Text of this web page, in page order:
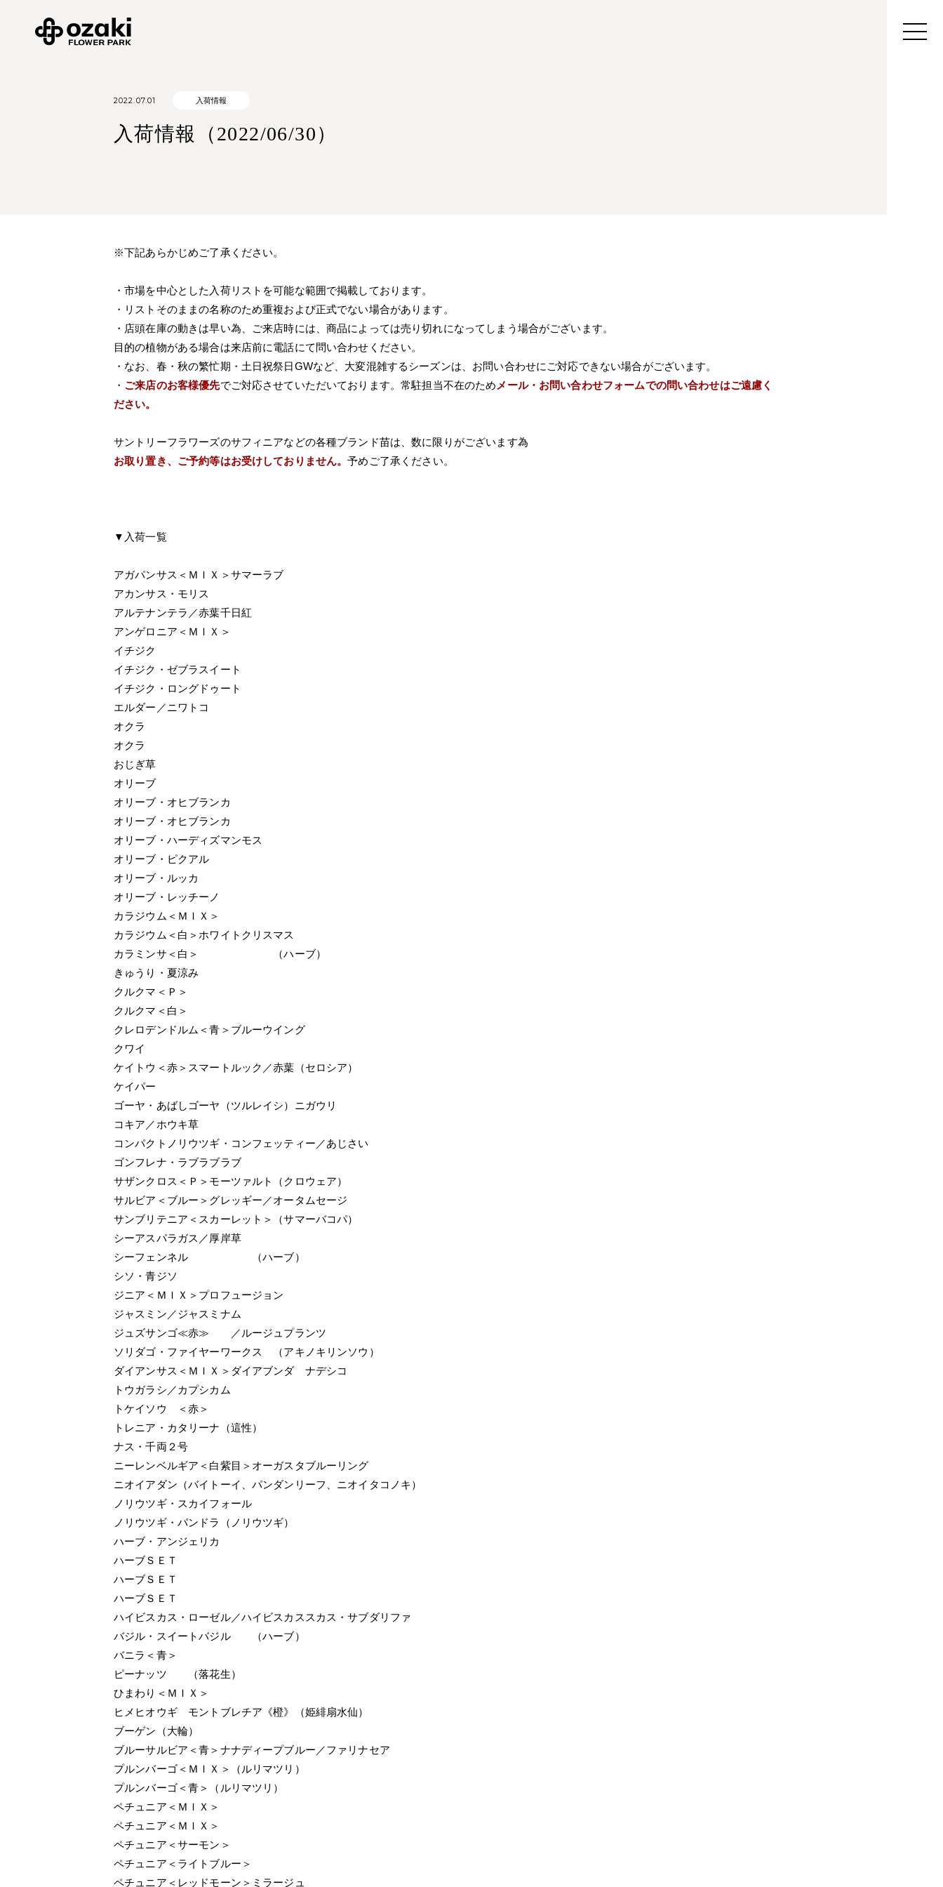
2022.07.01 入荷情報
入荷情報（2022/06/30）
※下記あらかじめご了承ください。
・市場を中心とした入荷リストを可能な範囲で掲載しております。
・リストそのままの名称のため重複および正式でない場合があります。
・店頭在庫の動きは早い為、ご来店時には、商品によっては売り切れになってしまう場合がございます。
目的の植物がある場合は来店前に電話にて問い合わせください。
・なお、春・秋の繁忙期・土日祝祭日GWなど、大変混雑するシーズンは、お問い合わせにご対応できない場合がございます。
・ ご来店のお客様優先でご対応させていただいております。常駐担当不在のため メール・お問い合わせフォームでの問い合わせはご遠慮く
ださい。
サントリーフラワーズのサフィニアなどの各種ブランド苗は、数に限りがございます為
お取り置き、ご予約等はお受けしておりません。予めご了承ください。
▼入荷一覧
アガパンサス＜ＭＩＸ＞サマーラブ
アカンサス・モリス
アルテナンテラ／赤葉千日紅
アンゲロニア＜ＭＩＸ＞
イチジク
イチジク・ゼブラスイート
イチジク・ロングドゥート
エルダー／ニワトコ
オクラ
オクラ
おじぎ草
オリーブ
オリーブ・オヒブランカ
オリーブ・オヒブランカ
オリーブ・ハーディズマンモス
オリーブ・ピクアル
オリーブ・ルッカ
オリーブ・レッチーノ
カラジウム＜ＭＩＸ＞
カラジウム＜白＞ホワイトクリスマス
カラミンサ＜白＞ （ハーブ）
きゅうり・夏涼み
クルクマ＜Ｐ＞
クルクマ＜白＞
クレロデンドルム＜青＞ブルーウイング
クワイ
ケイトウ＜赤＞スマートルック／赤葉（セロシア）
ケイパー
ゴーヤ・あばしゴーヤ（ツルレイシ）ニガウリ
コキア／ホウキ草
コンパクトノリウツギ・コンフェッティー／あじさい
ゴンフレナ・ラブラブラブ
サザンクロス＜Ｐ＞モーツァルト（クロウェア）
サルビア＜ブルー＞グレッギー／オータムセージ
サンブリテニア＜スカーレット＞（サマーバコパ）
シーアスパラガス／厚岸草
シーフェンネル （ハーブ）
シソ・青ジソ
ジニア＜ＭＩＸ＞プロフュージョン
ジャスミン／ジャスミナム
ジュズサンゴ≪赤≫ ／ルージュプランツ
ソリダゴ・ファイヤーワークス （アキノキリンソウ）
ダイアンサス＜ＭＩＸ＞ダイアブンダ ナデシコ
トウガラシ／カプシカム
トケイソウ ＜赤＞
トレニア・カタリーナ（這性）
ナス・千両２号
ニーレンベルギア＜白紫目＞オーガスタブルーリング
ニオイアダン（バイトーイ、パンダンリーフ、ニオイタコノキ）
ノリウツギ・スカイフォール
ノリウツギ・パンドラ（ノリウツギ）
ハーブ・アンジェリカ
ハーブＳＥＴ
ハーブＳＥＴ
ハーブＳＥＴ
ハイビスカス・ローゼル／ハイビスカススカス・サブダリファ
バジル・スイートバジル （ハーブ）
バニラ＜青＞
ピーナッツ （落花生）
ひまわり＜ＭＩＸ＞
ヒメヒオウギ モントブレチア《橙》（姫緋扇水仙）
ブーゲン（大輪）
ブルーサルビア＜青＞ナナディープブルー／ファリナセア
プルンバーゴ＜ＭＩＸ＞（ルリマツリ）
プルンバーゴ＜青＞（ルリマツリ）
ペチュニア＜ＭＩＸ＞
ペチュニア＜ＭＩＸ＞
ペチュニア＜サーモン＞
ペチュニア＜ライトブルー＞
ペチュニア＜レッドモーン＞ミラージュ